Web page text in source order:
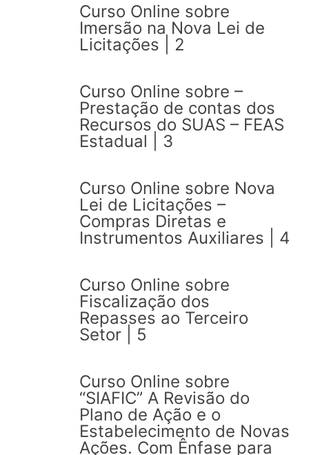
Curso Online sobre
Imersão na Nova Lei de
Licitações | 2
Curso Online sobre –
Prestação de contas dos
Recursos do SUAS – FEAS
Estadual | 3
Curso Online sobre Nova
Lei de Licitações –
Compras Diretas e
Instrumentos Auxiliares | 4
Curso Online sobre
Fiscalização dos
Repasses ao Terceiro
Setor | 5
Curso Online sobre
“SIAFIC” A Revisão do
Plano de Ação e o
Estabelecimento de Novas
Ações. Com Ênfase para